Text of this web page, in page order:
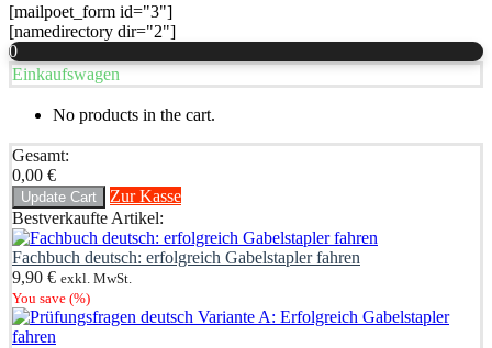
[mailpoet_form id="3"]
[namedirectory dir="2"]
0
Einkaufswagen
No products in the cart.
Gesamt:
0,00 €
Update Cart
Zur Kasse
Bestverkaufte Artikel:
Fachbuch deutsch: erfolgreich Gabelstapler fahren
9,90 € exkl. MwSt.
You save (%)